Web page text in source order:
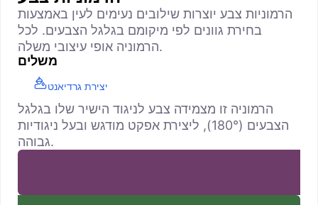
הרמוניות צבע יוצרות שילובים נעימים לעין באמצעות
בחירת גוונים לפי מיקומם בגלגל הצבעים. לכל
הרמוניה אופי עיצובי משלה.
משלים
יצירת גרדיאנט
הרמוניה זו מצמידה צבע לניגוד הישיר שלו בגלגל
הצבעים (180°), ליצירת אפקט מודגש ובעל ניגודיות
גבוהה.